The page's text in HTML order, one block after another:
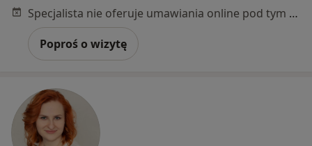
Specjalista nie oferuje umawiania online pod tym adresem.
Poproś o wizytę